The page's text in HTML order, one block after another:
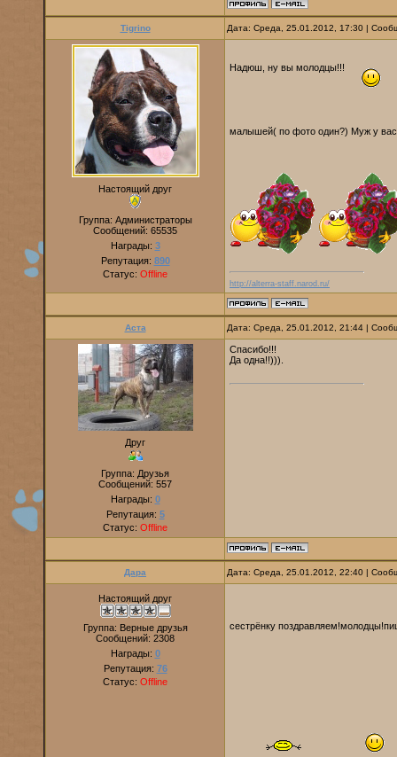
Tigrino Дата: Среда, 25.01.2012, 17:30 |
Настоящий друг
Группа: Администраторы
Сообщений: 65535
Награды: 3
Репутация: 890
Статус: Offline
Надюш, ну вы молодцы!!!
малышей( по фото один?) Муж у вас
http://alterra-staff.narod.ru/
Аста Дата: Среда, 25.01.2012, 21:44 |
Друг
Группа: Друзья
Сообщений: 557
Награды: 0
Репутация: 5
Статус: Offline
Спасибо!!!
Да одна!!))).
Дара Дата: Среда, 25.01.2012, 22:40 |
Настоящий друг
Группа: Верные друзья
Сообщений: 2308
Награды: 0
Репутация: 76
Статус: Offline
сестрёнку